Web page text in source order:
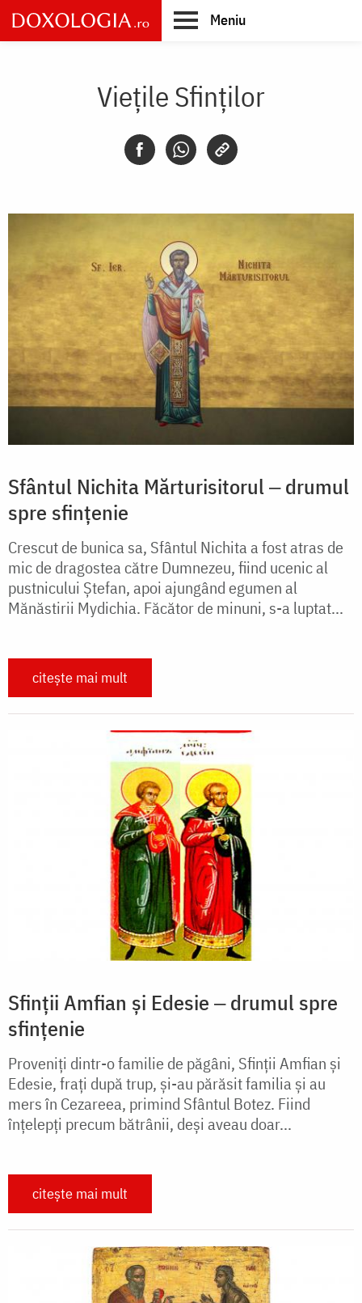
Skip
to
main
Meniu
Vieţile Sfinţilor
Sfântul Nichita Mărturisitorul ‒ drumul
spre sfințenie
Crescut de bunica sa, Sfântul Nichita a fost atras de
mic de dragostea către Dumnezeu, fiind ucenic al
pustnicului Ștefan, apoi ajungând egumen al
Mănăstirii Mydichia. Făcător de minuni, s-a luptat...
citește mai mult
Sfinții Amfian și Edesie ‒ drumul spre
sfințenie
Proveniți dintr-o familie de păgâni, Sfinții Amfian și
Edesie, frați după trup, și-au părăsit familia și au
mers în Cezareea, primind Sfântul Botez. Fiind
înțelepți precum bătrânii, deși aveau doar...
citește mai mult